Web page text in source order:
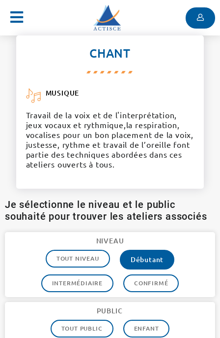
Menu
CHANT
MUSIQUE
Travail de la voix et de l'interprétation,
jeux vocaux et rythmique,la respiration,
vocalises pour un bon placement de la voix,
justesse, rythme et travail de l’oreille font
partie des techniques abordées dans ces
ateliers ouverts à tous.
Je sélectionne le niveau et le public
souhaité pour trouver les ateliers associés
NIVEAU
TOUT NIVEAU Débutant
INTERMÉDIAIRE CONFIRMÉ
PUBLIC
TOUT PUBLIC ENFANT